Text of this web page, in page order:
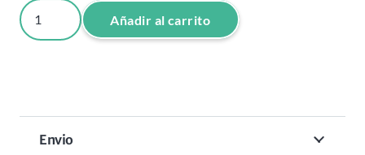
MASCARILLA
3D
Añadir al carrito
Envio